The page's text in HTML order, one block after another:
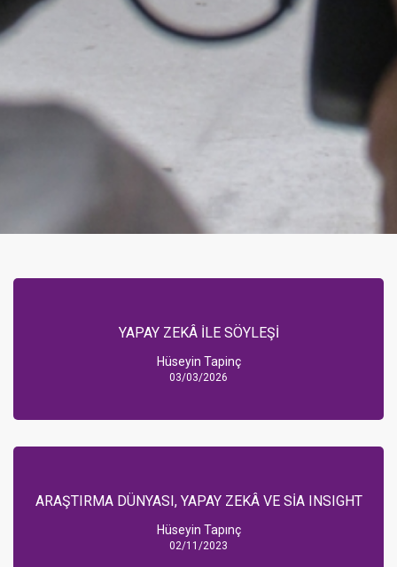
YAPAY ZEKÂ İLE SÖYLEŞİ
Hüseyin Tapinç
03/03/2026
ARAŞTIRMA DÜNYASI, YAPAY ZEKÂ VE SİA INSIGHT
Hüseyin Tapınç
02/11/2023